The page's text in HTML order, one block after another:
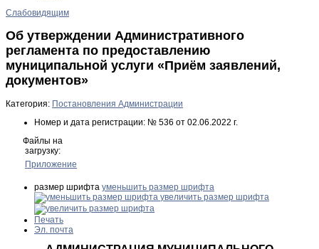
Слабовидящим
Об утверждении Административного
регламента по предоставлению
муниципальной услуги «Приём заявлений,
документов»
Категория: Постановления Администрации
Номер и дата регистрации: № 536 от 02.06.2022 г.
Файлы на
загрузку:
Приложение
размер шрифта уменьшить размер шрифта
увеличить размер шрифта
Печать
Эл. почта